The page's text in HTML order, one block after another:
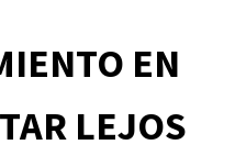
EN
LEJOS